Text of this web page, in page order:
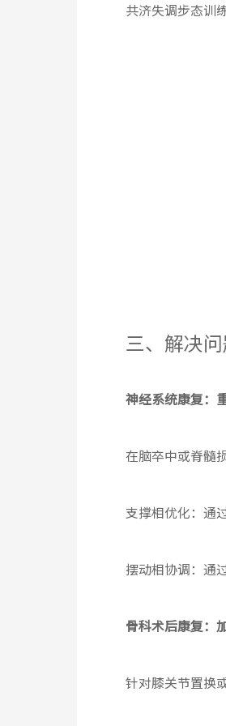
共济失调步态训
三、解决
神经系统康复：
在脑卒中或脊髓
支撑相优化：通
摆动相协调：通
骨科术后康复：
针对膝关节置换